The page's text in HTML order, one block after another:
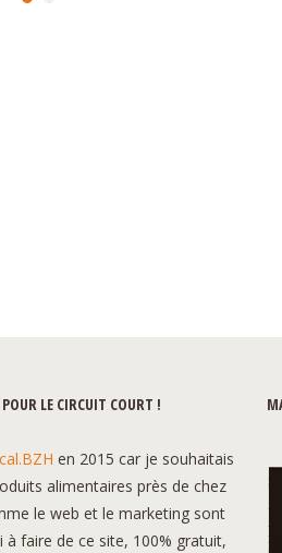
LE CIRCUIT COURT !
en 2015 car je souhaitais
alimentaires près de chez
le web et le marketing sont
à faire de ce site, 100% gratuit,